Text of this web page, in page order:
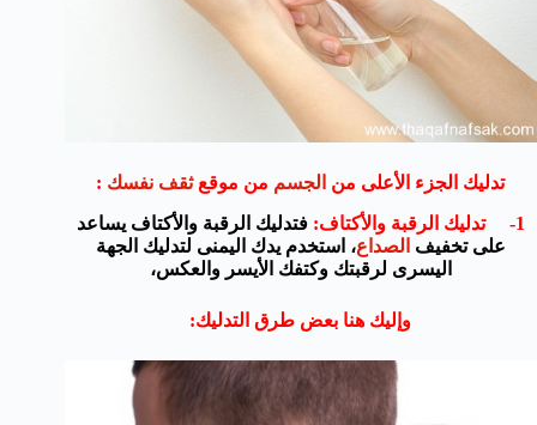
تدليك الجزء الأعلى من الجسم من موقعثقف نفسك :
1- تدليك الرقبة والأكتاف:
فتدليك الرقبة والأكتاف يساعد
على تخفيف الصداع، استخدم يدك اليمنى لتدليك الجهة
اليسرى لرقبتك وكتفك الأيسر والعكس،
وإليك هنا بعض طرق التدليك: